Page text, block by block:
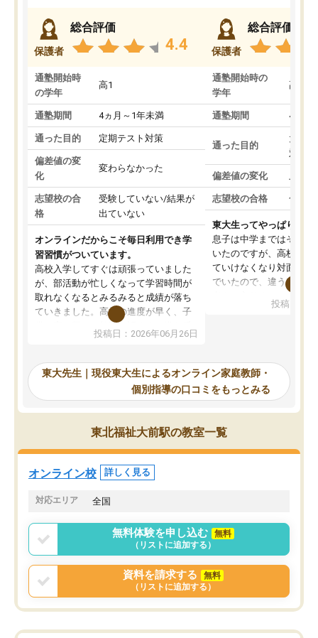
保護者
総合評価
4.4
通塾開始時
の学年
高1
通塾期間 4ヵ月～1年未満
通った目的 定期テスト対策
偏差値の変
化
変わらなかった
志望校の合
格
受験していない/結果が
出ていない
オンラインだからこそ毎日利用でき学
習習慣がついています。
高校入学してすぐは頑張っていました
が、部活動が忙しくなって学習時間が
取れなくなるとみるみると成績が落ち
ていきました。高校の進度が早く、子
供も家に帰って勉強の話すると嫌な反
応を示します。東大先生にお願いして
れるので、親としても安心です。毎日
使える自習室とかもあり、わからない
ところがあれば先生が回答してくれる
のも重宝しています。
投稿日：2026年06月26日
保護者
総合評価
通塾開始時の
学年
高3
通塾期間 4ヵ月
通った目的
大学
対策
偏差値の変化 上が
志望校の合格 合格
東大生ってやっぱりすご
息子は中学まではそこそ
いたのですが、高校に入
ていけなくなり対面の塾
でいたので、違うアプロ
で、当初は模試でD判定
自習室が毎日使えていつ
るのが心強かったよう
謝です。
投稿日：
東大先生｜現役東大生によるオンライン家庭教師・
個別指導の口コミをもっとみる
東北福祉大前駅の教室一覧
オンライン校 詳しく見る
対応エリア 全国
無料体験を申し込む
無料
（リストに追加する）
資料を請求する
無料
（リストに追加する）